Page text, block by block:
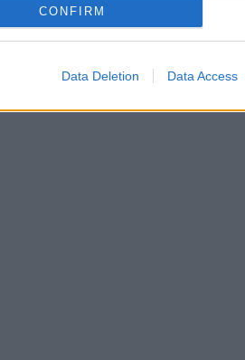
CONFIRM
Data Deletion Data Access